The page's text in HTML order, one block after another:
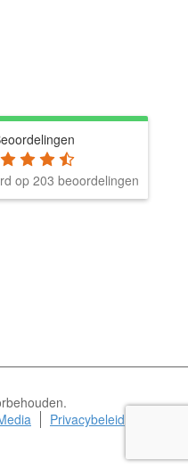
op 203 beoordelingen
Privacybeleid